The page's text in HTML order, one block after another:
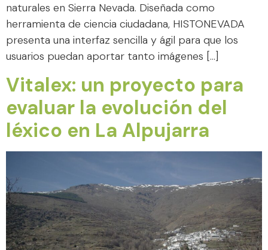
naturales en Sierra Nevada. Diseñada como
herramienta de ciencia ciudadana, HISTONEVADA
presenta una interfaz sencilla y ágil para que los
usuarios puedan aportar tanto imágenes […]
Vitalex: un proyecto para
evaluar la evolución del
léxico en La Alpujarra